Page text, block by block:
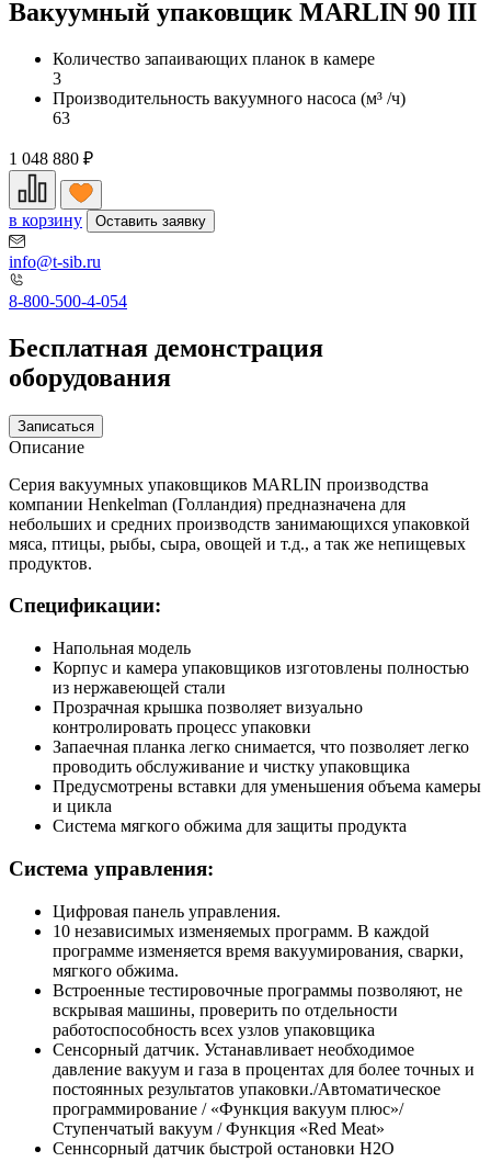
Вакуумный упаковщик MARLIN 90 III
Количество запаивающих планок в камере
3
Производительность вакуумного насоса (м³ /ч)
63
1 048 880 ₽
в корзину Оставить заявку
info@t-sib.ru
8-800-500-4-054
Бесплатная демонстрация
оборудования
Записаться
Описание
Серия вакуумных упаковщиков MARLIN производства
компании Henkelman (Голландия) предназначена для
небольших и средних производств занимающихся упаковкой
мяса, птицы, рыбы, сыра, овощей и т.д., а так же непищевых
продуктов.
Спецификации:
Напольная модель
Корпус и камера упаковщиков изготовлены полностью
из нержавеющей стали
Прозрачная крышка позволяет визуально
контролировать процесс упаковки
Запаечная планка легко снимается, что позволяет легко
проводить обслуживание и чистку упаковщика
Предусмотрены вставки для уменьшения объема камеры
и цикла
Система мягкого обжима для защиты продукта
Система управления:
Цифровая панель управления.
10 независимых изменяемых программ. В каждой
программе изменяется время вакуумирования, сварки,
мягкого обжима.
Встроенные тестировочные программы позволяют, не
вскрывая машины, проверить по отдельности
работоспособность всех узлов упаковщика
Сенсорный датчик. Устанавливает необходимое
давление вакуум и газа в процентах для более точных и
постоянных результатов упаковки./Автоматическое
программирование / «Функция вакуум плюс»/
Ступенчатый вакуум / Функция «Red Meat»
Сеннсорный датчик быстрой остановки H2O